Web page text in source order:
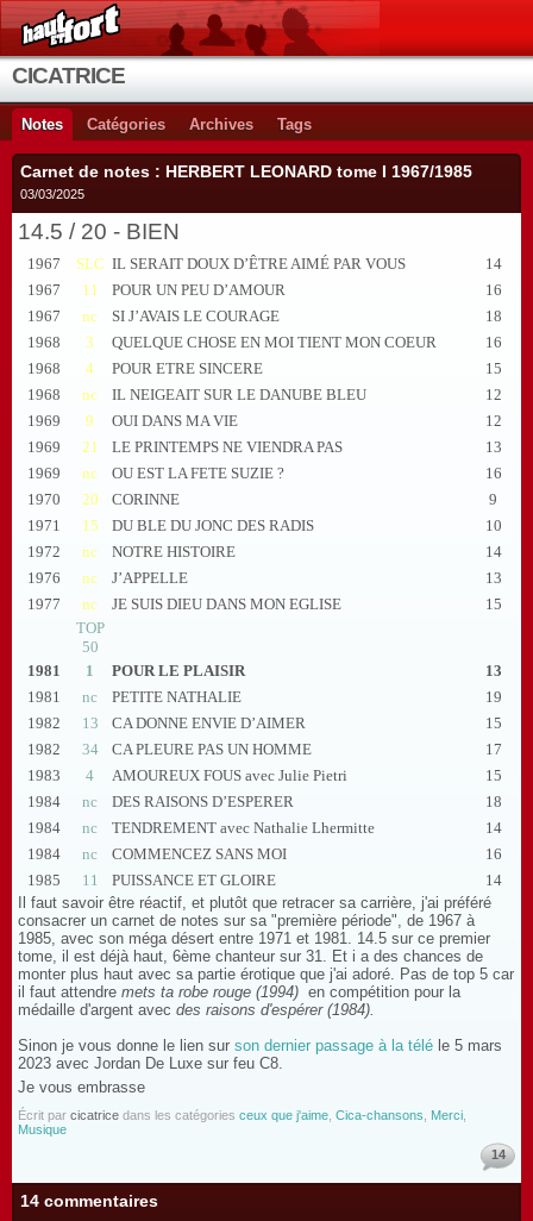
CICATRICE
Notes Catégories Archives Tags
Carnet de notes : HERBERT LEONARD tome I 1967/1985
03/03/2025
14.5 / 20 - BIEN
1967 SLC IL SERAIT DOUX D’ÊTRE AIMÉ PAR VOUS
14
1967
11 POUR UN PEU D’AMOUR
16
1967
nc SI J’AVAIS LE COURAGE
18
1968
3 QUELQUE CHOSE EN MOI TIENT MON COEUR
16
1968
4 POUR ETRE SINCERE
15
1968
nc IL NEIGEAIT SUR LE DANUBE BLEU
12
1969
9 OUI DANS MA VIE
12
1969
21 LE PRINTEMPS NE VIENDRA PAS
13
1969
nc OU EST LA FETE SUZIE ?
16
1970
20 CORINNE
9
1971
15 DU BLE DU JONC DES RADIS
10
1972
nc NOTRE HISTOIRE
14
1976
nc J’APPELLE
13
1977
nc JE SUIS DIEU DANS MON EGLISE
15
TOP
50
1981
1 POUR LE PLAISIR
13
1981
nc PETITE NATHALIE
19
1982
13 CA DONNE ENVIE D’AIMER
15
1982
34 CA PLEURE PAS UN HOMME
17
1983
4 AMOUREUX FOUS avec Julie Pietri
15
1984
nc DES RAISONS D’ESPERER
18
1984
nc TENDREMENT avec Nathalie Lhermitte
14
1984
nc COMMENCEZ SANS MOI
16
1985
11 PUISSANCE ET GLOIRE
14
Il faut savoir être réactif, et plutôt que retracer sa carrière, j'ai préféré
consacrer un carnet de notes sur sa "première période", de 1967 à
1985, avec son méga désert entre 1971 et 1981. 14.5 sur ce premier
tome, il est déjà haut, 6ème chanteur sur 31. Et i a des chances de
monter plus haut avec sa partie érotique que j'ai adoré. Pas de top 5 car
il faut attendre mets ta robe rouge (1994) en compétition pour la
médaille d'argent avec des raisons d'espérer (1984).
Sinon je vous donne le lien sur son dernier passage à la télé le 5 mars
2023 avec Jordan De Luxe sur feu C8.
Je vous embrasse
Écrit par cicatrice dans les catégories ceux que j'aime Cica-chansons Merci
Musique
14
14 commentaires